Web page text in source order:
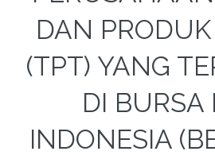
DAN
(TPT) YANG
DI BURSA
INDONESIA